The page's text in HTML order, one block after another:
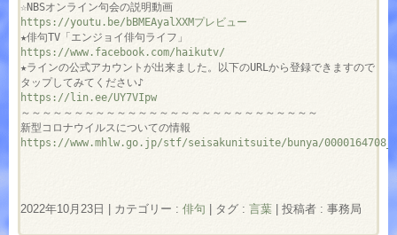
https://youtu.be/bBMEAyalXXMプレビュー
https://www.facebook.com/haikutv/
★ラインの公式アカウントが出来ました。以下のURLから登録できますので
https://lin.ee/UY7VIpw
～～～～～～～～～～～～～～～～～～～～～～～～～～～～
https://www.mhlw.go.jp/stf/seisakunitsuite/bunya/
2022年10月23日 カテゴリー : 俳句 タグ : 言葉 投稿者 : 事務局